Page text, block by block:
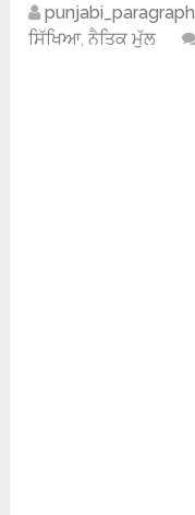
punjabi_paragraph
ਸਿੱਖਿਆ,ਨੈਤਿਕ ਮੁੱਲ